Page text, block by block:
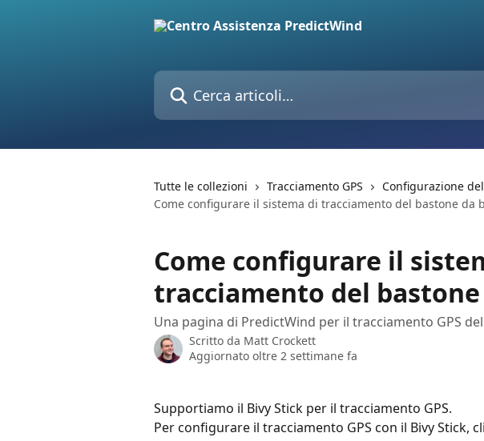
Cerca articoli…
Tutte le collezioni Tracciamento GPS
Configurazione
Come configurare il sistema di tracciamento del bastone da
Come configurare il
tracciamento del bastone
Una pagina di PredictWind per il tracciamento GPS
Scritto da Matt Crockett
Aggiornato oltre 2 settimane fa
Supportiamo il Bivy Stick per il tracciamento GPS.
Per configurare il tracciamento GPS con il Bivy Stick,